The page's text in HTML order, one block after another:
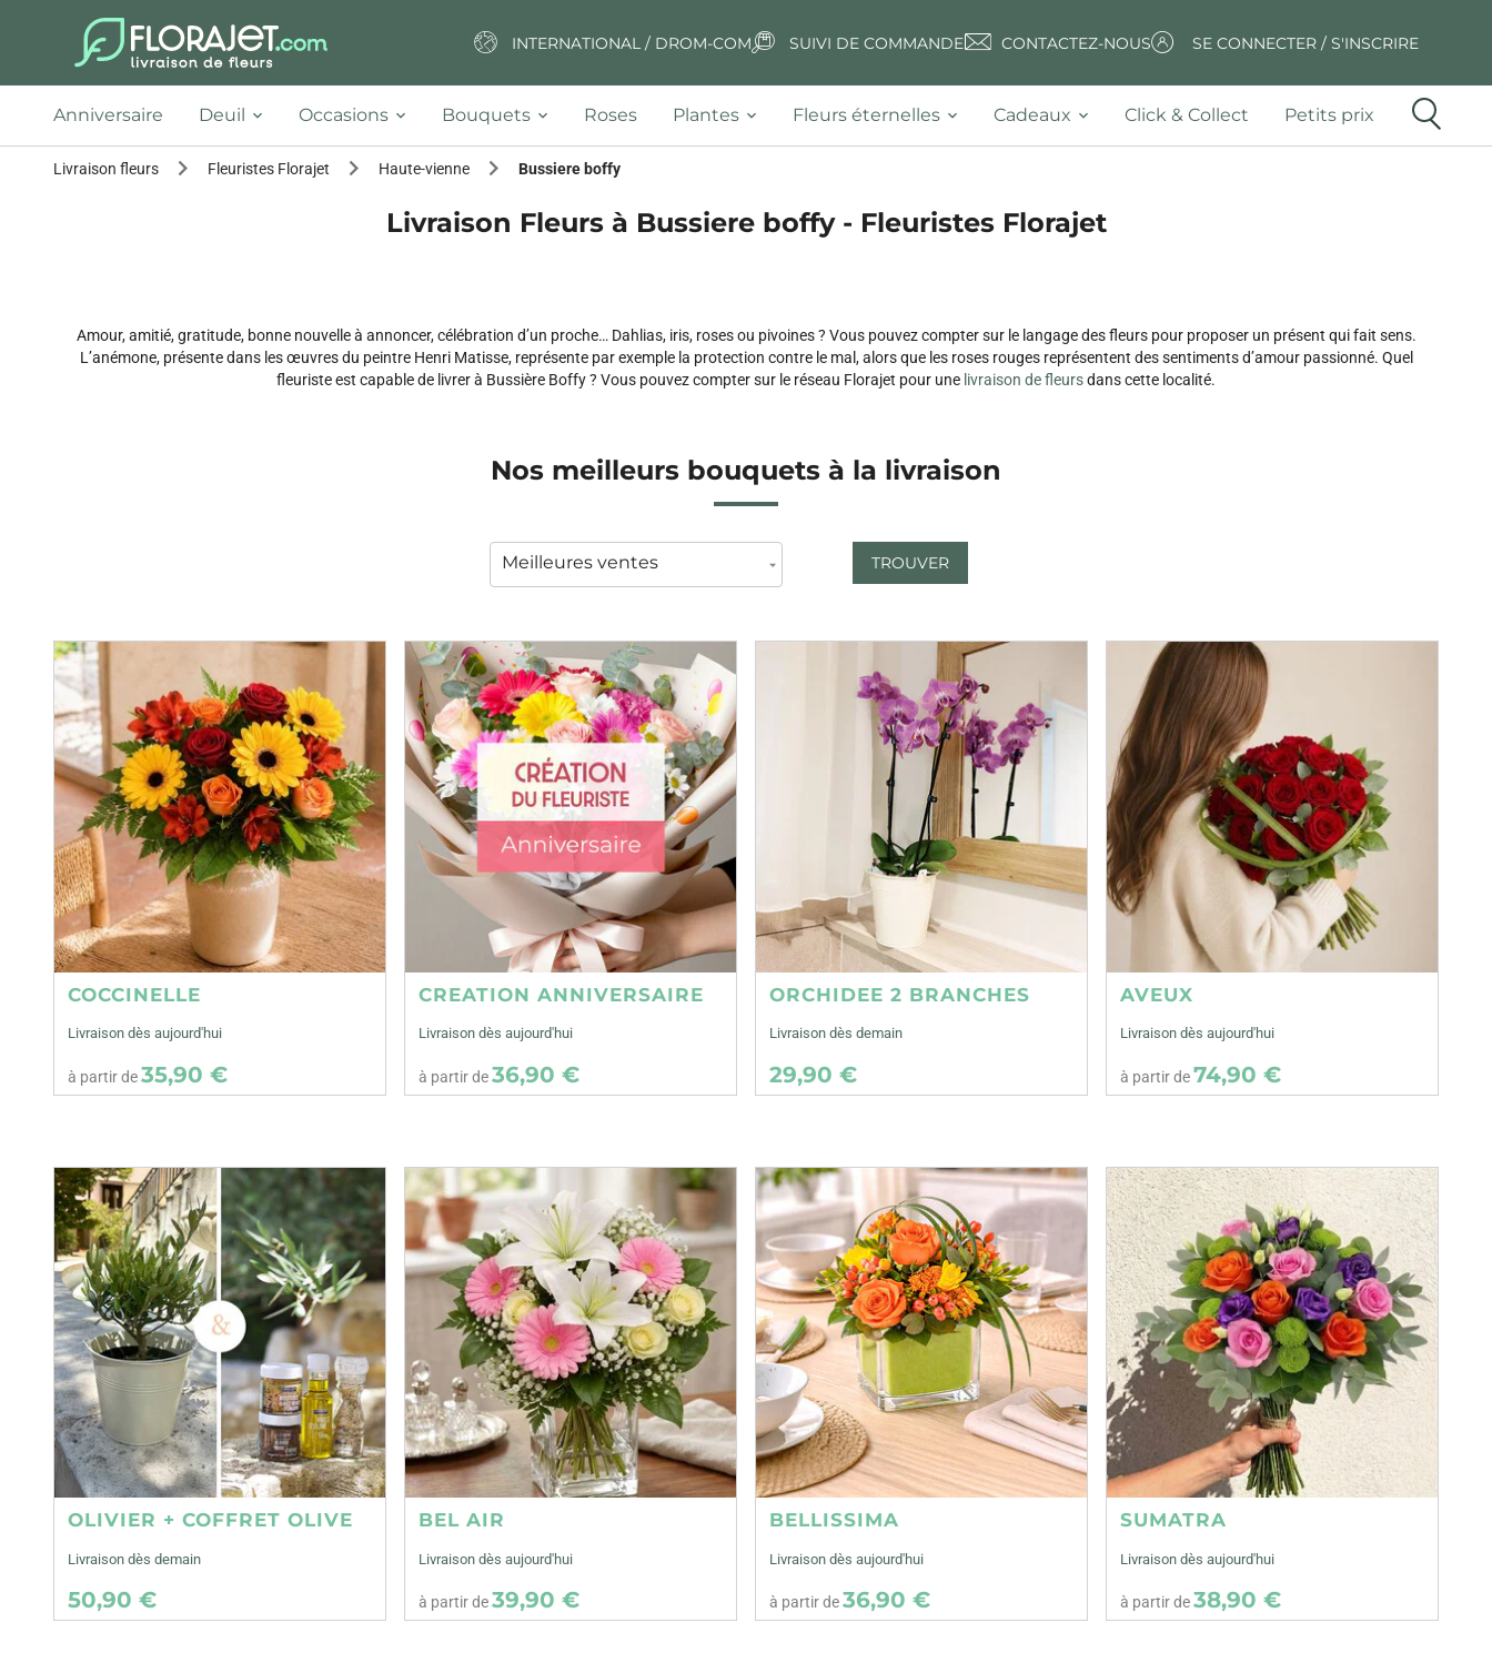
INTERNATIONAL / DROM-COM SUIVI DE COMMANDE CONTACTEZ-NOUS SE CONNECTER / S'INSCRIRE
Anniversaire Deuil Occasions Bouquets Roses Plantes Fleurs éternelles Cadeaux Click & Collect Petits prix
Livraison fleurs Fleuristes Florajet Haute-vienne Bussiere boffy
Livraison Fleurs à Bussiere boffy - Fleuristes Florajet
Amour, amitié, gratitude, bonne nouvelle à annoncer, célébration d’un proche… Dahlias, iris, roses ou pivoines ? Vous pouvez compter sur le langage des fleurs pour proposer un présent qui fait sens.
L’anémone, présente dans les œuvres du peintre Henri Matisse, représente par exemple la protection contre le mal, alors que les roses rouges représentent des sentiments d’amour passionné. Quel
fleuriste est capable de livrer à Bussière Boffy ? Vous pouvez compter sur le réseau Florajet pour une livraison de fleursdans cette localité.
Nos meilleurs bouquets à la livraison
TROUVER
COCCINELLE
Livraison dès aujourd'hui
à partir de35,90 €
CREATION ANNIVERSAIRE
Livraison dès aujourd'hui
à partir de36,90 €
ORCHIDEE 2 BRANCHES
Livraison dès demain
29,90 €
AVEUX
Livraison dès aujourd'hui
à partir de74,90 €
OLIVIER + COFFRET OLIVE
Livraison dès demain
50,90 €
BEL AIR
Livraison dès aujourd'hui
à partir de39,90 €
BELLISSIMA
Livraison dès aujourd'hui
à partir de36,90 €
SUMATRA
Livraison dès aujourd'hui
à partir de38,90 €